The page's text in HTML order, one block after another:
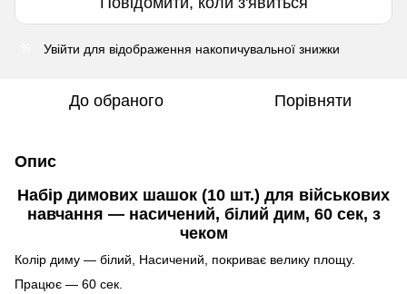
Увійти для відображення накопичувальної знижки
До обраного Порівняти
Опис
Набір димових шашок (10 шт.) для військових
навчання — насичений, білий дим, 60 сек, з
чеком
Колір диму — білий, Насичений, покриває велику площу.
Працює — 60 сек.